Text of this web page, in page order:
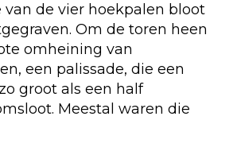
van de vier hoekpalen bloot
Om de toren heen
omheining van
een palissade, die een
groot als een half
Meestal waren die